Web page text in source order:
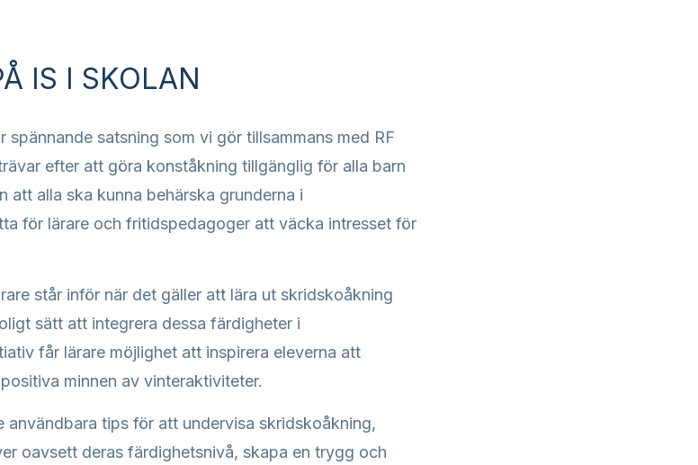
IS I SKOLAN
spännande satsning som vi gör tillsammans med RF
efter att göra konståkning tillgänglig för alla barn
att alla ska kunna behärska grunderna i
för lärare och fritidspedagoger att väcka intresset för
står inför när det gäller att lära ut skridskoåkning
sätt att integrera dessa färdigheter i
får lärare möjlighet att inspirera eleverna att
minnen av vinteraktiviteter.
användbara tips för att undervisa skridskoåkning,
oavsett deras färdighetsnivå, skapa en trygg och